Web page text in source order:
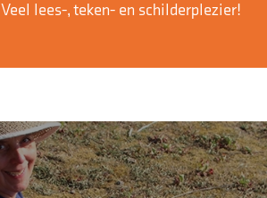
Veel lees-, teken- en schilderplezier!